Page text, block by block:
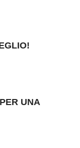
UNA